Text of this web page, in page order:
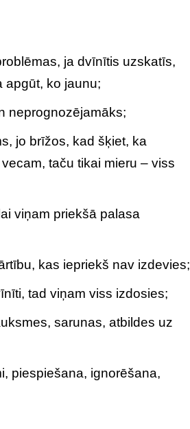
ja dvīnītis uzskatīs,
apgūt, ko jaunu;
neprognozējamāks;
jo brīžos, kad šķiet, ka
taču tikai mieru – viss
viņam priekšā palasa
kas iepriekš nav izdevies;
tad viņam viss izdosies;
sarunas, atbildes uz
piespiešana, ignorēšana,